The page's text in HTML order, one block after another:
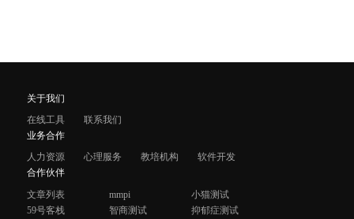
关于我们
在线工具
联系我们
业务合作
人力资源
心理服务 教培机构
软件开发
合作伙伴
文章列表
mmpi
小猫测试
59号客栈
智商测试
抑郁症测试